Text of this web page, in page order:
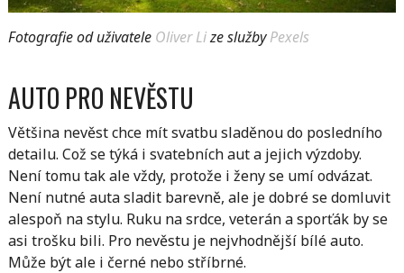
Fotografie od uživatele Oliver Lize službyPexels
AUTO PRO NEVĚSTU
Většina nevěst chce mít svatbu sladěnou do posledního
detailu. Což se týká i svatebních aut a jejich výzdoby.
Není tomu tak ale vždy, protože i ženy se umí odvázat.
Není nutné auta sladit barevně, ale je dobré se domluvit
alespoň na stylu. Ruku na srdce, veterán a sporťák by se
asi trošku bili. Pro nevěstu je nejvhodnější bílé auto.
Může být ale i černé nebo stříbrné.